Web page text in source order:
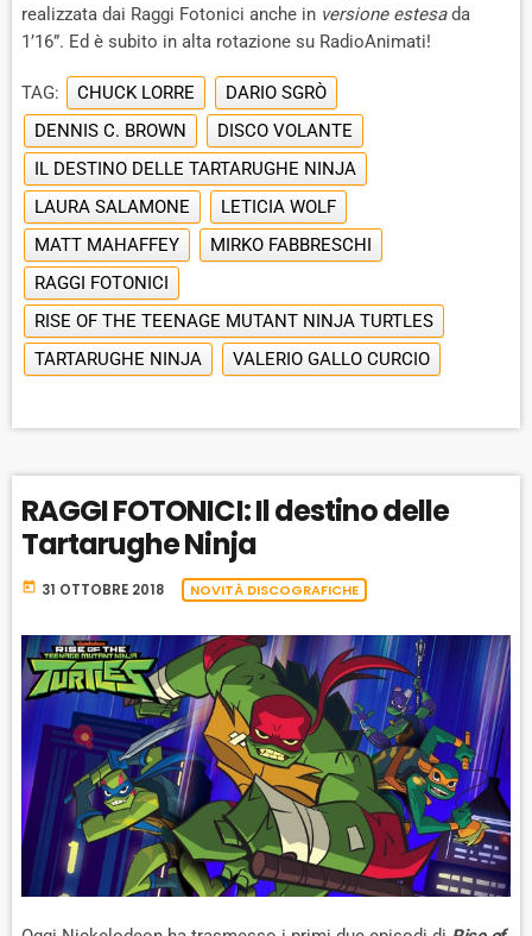
realizzata dai Raggi Fotonici anche in versione estesada
1’16”. Ed è subito in alta rotazione su RadioAnimati!
TAG: CHUCK LORRE
DARIO SGRÒ
DENNIS C. BROWN
DISCO VOLANTE
IL DESTINO DELLE TARTARUGHE NINJA
LAURA SALAMONE
LETICIA WOLF
MATT MAHAFFEY
MIRKO FABBRESCHI
RAGGI FOTONICI
RISE OF THE TEENAGE MUTANT NINJA TURTLES
TARTARUGHE NINJA
VALERIO GALLO CURCIO
RAGGI FOTONICI: Il destino delle
Tartarughe Ninja
today 31 OTTOBRE 2018 NOVITÀ DISCOGRAFICHE